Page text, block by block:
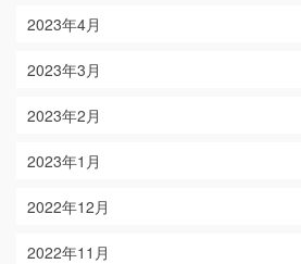
2023年4月
2023年3月
2023年2月
2023年1月
2022年12月
2022年11月